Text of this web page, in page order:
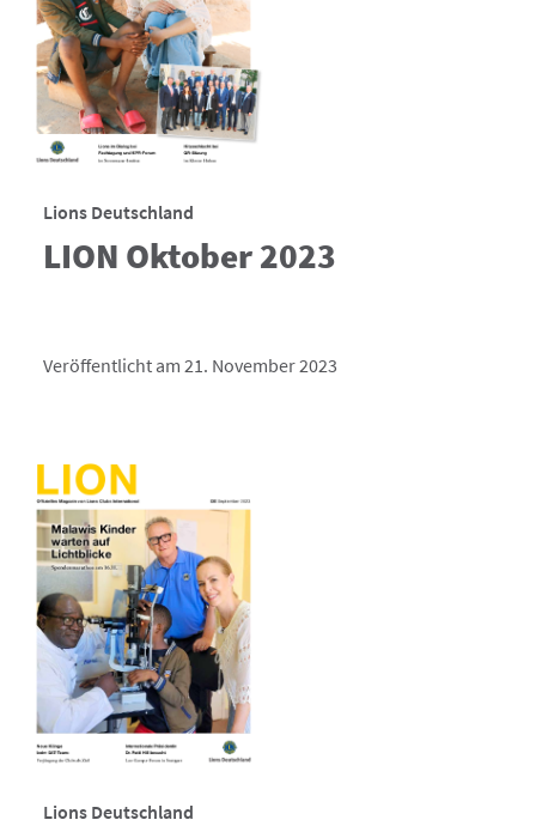
Lions Deutschland
LION Oktober 2023
Veröffentlicht am 21. November 2023
Lions Deutschland